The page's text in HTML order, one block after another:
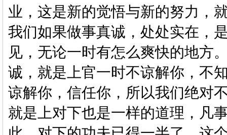
业，这是新的觉悟与新的努力
我们如果做事真诚，处处实在，
见，无论一时有怎么爽快的地方
诚，就是上官一时不谅解你，不
谅解你，信任你，所以我们绝对
就是上对下也是一样的道理，凡